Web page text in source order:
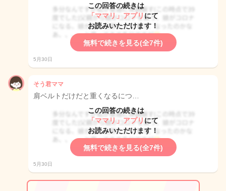
この回答の続きは
「ママリ」アプリ にて
お読みいただけます！
無料で続きを見る(全7件)
5月30日
そう君ママ
肩ベルトだけだと重くなるにつ…
この回答の続きは
「ママリ」アプリ にて
お読みいただけます！
無料で続きを見る(全7件)
5月30日